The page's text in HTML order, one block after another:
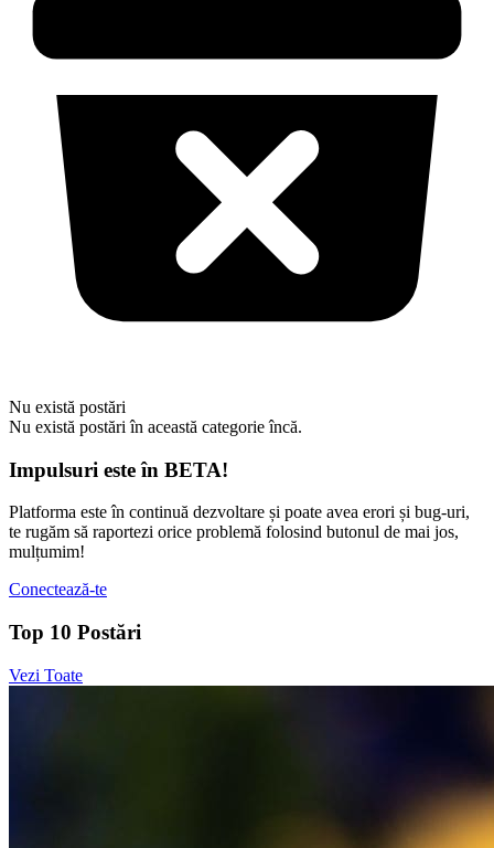
Nu există postări
Nu există postări în această categorie încă.
Impulsuri este în BETA!
Platforma este în continuă dezvoltare și poate avea erori și bug-uri,
te rugăm să raportezi orice problemă folosind butonul de mai jos,
mulțumim!
Conectează-te
Top 10 Postări
Vezi Toate